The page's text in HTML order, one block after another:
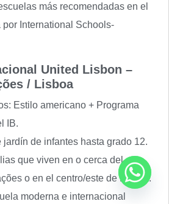
más recomendadas en el
International Schools-
United Lisbon –
/ Lisboa
Estilo americano + Programa
IB.
jardín de infantes hasta grado 12.
que viven en o cerca del
o en el centro/este de Lisboa:
moderna e internacional